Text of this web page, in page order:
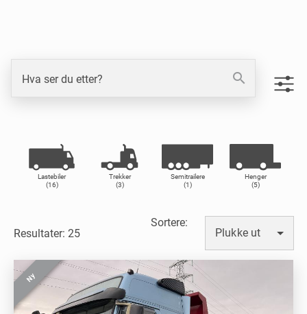
Hva ser du etter? search
Lastebiler
(16)
Trekker
(3)
Semitrailere
(1)
Henger
(5)
Resultater: 25
Sortere:
Plukke ut
Ny